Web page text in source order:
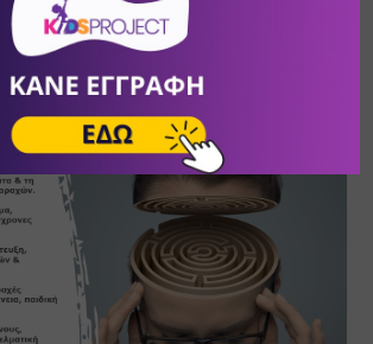
Ψυχοδυναμική Συμβουλευτική
Πικέρμι /Αθήνα (Αττική)
ΚΕ.ΘΕ.ΣΥ.